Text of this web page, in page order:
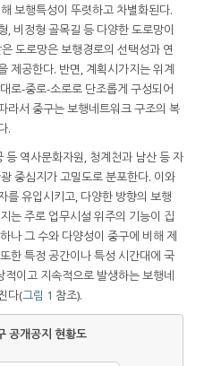
보행특성이 뚜렷하고 차별화된다.
, 비정형 골목길 등 다양한 도로망이
도로망은 보행경로의 선택성과 연
제공한다. 반면, 계획시가지는 위계
로-중로-소로로 단조롭게 구성되어
라서 중구는 보행네트워크 구조의 복
.
역사문화자원, 청계천과 남산 등 자
중심지가 고밀도로 분포한다. 이와
를 유입시키고, 다양한 방향의 보행
는 주로 업무시설 위주의 기능이 집
나 그 수와 다양성이 중구에 비해 제
한 특정 공간이나 특성 시간대에 국
이고 지속적으로 발생하는 보행네
다(그림 1 참조).
공개공지 현황도